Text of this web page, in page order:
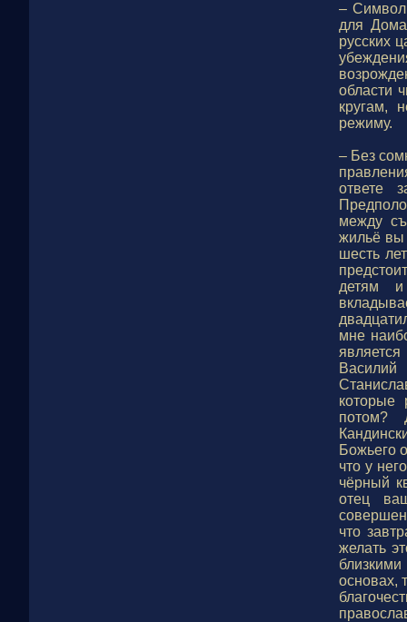
–
для
русских
области
кругам,
режиму.
– Без
ответе
между
жильё вы
шесть
детям
мне
которые
потом?
Божьего
что у
чёрный
отец
что
желать
основах,